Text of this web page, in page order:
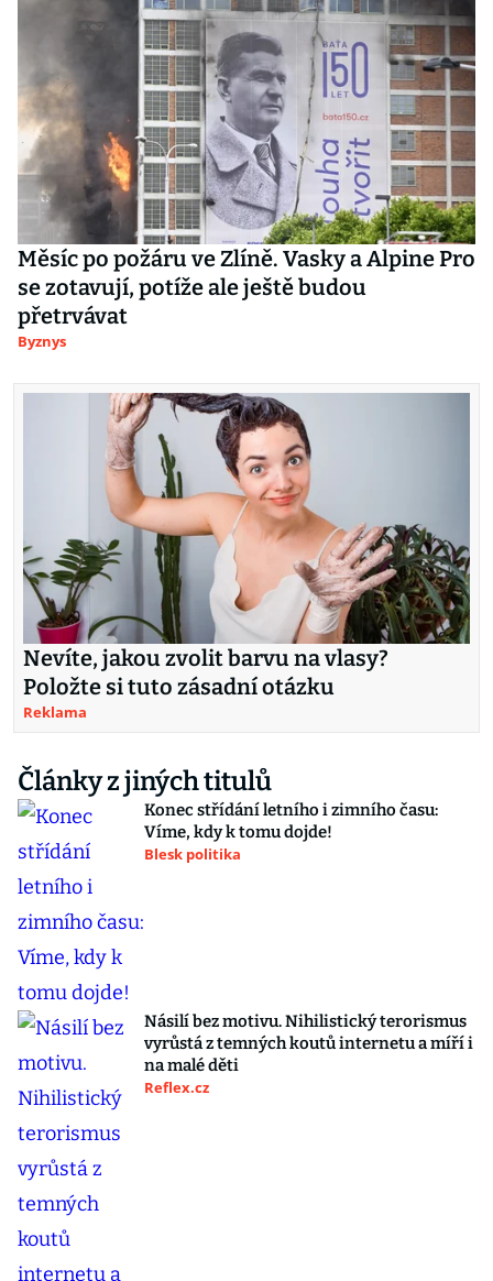
Měsíc po požáru ve Zlíně. Vasky a Alpine Pro
se zotavují, potíže ale ještě budou
přetrvávat
Byznys
Nevíte, jakou zvolit barvu na vlasy?
Položte si tuto zásadní otázku
Reklama
Články z jiných titulů
Konec střídání letního i zimního času:
Víme, kdy k tomu dojde!
Blesk politika
Násilí bez motivu. Nihilistický terorismus
vyrůstá z temných koutů internetu a míří i
na malé děti
Reflex.cz